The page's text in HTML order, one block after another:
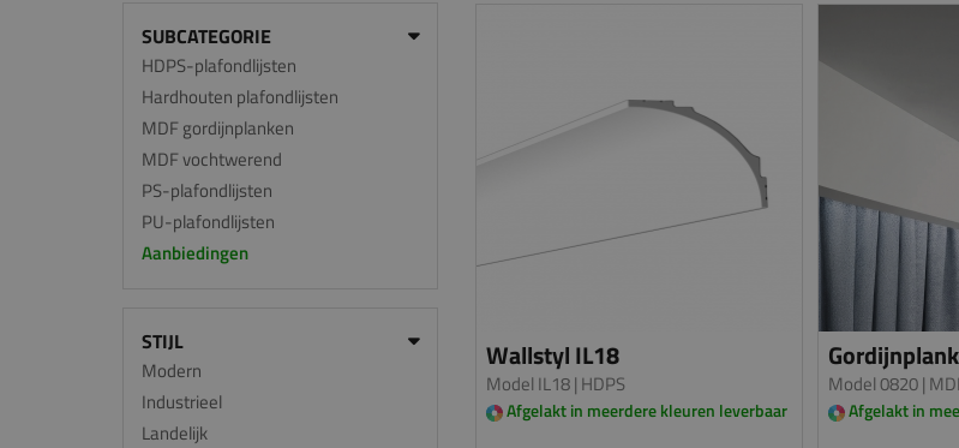
SUBCATEGORIE
HDPS-plafondlijsten
Hardhouten plafondlijsten
MDF gordijnplanken
MDF vochtwerend
PS-plafondlijsten
PU-plafondlijsten
Aanbiedingen
STIJL
Modern
Industrieel
Landelijk
Wallstyl IL18
Model IL18| HDPS
Afgelakt in meerdere kleuren leverbaar
Model 0820|
Afgelakt in